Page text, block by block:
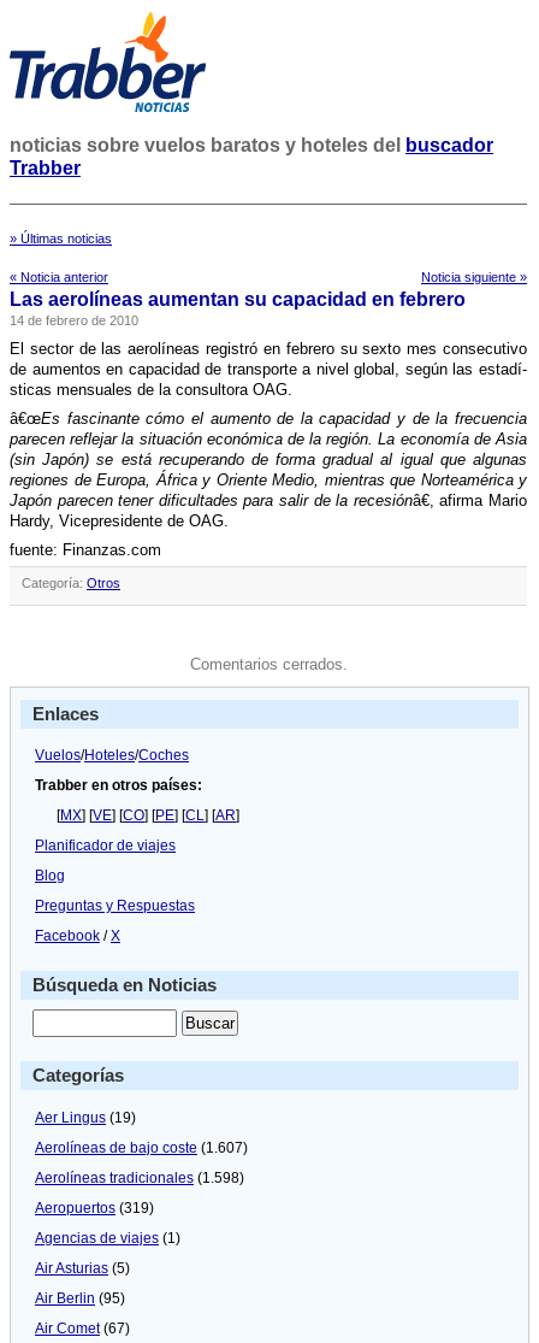
noticias sobre vuelos baratos y hoteles del
buscador
Trabber
» Últimas noticias
« Noticia anterior Noticia siguiente »
Las aerolí­neas aumentan su capacidad en febrero
14 de febrero de 2010
El sector de las aerolí­neas registró en febrero su sexto mes consecutivo
de aumentos en capacidad de transporte a nivel global, según las estadí­
sticas mensuales de la consultora OAG.
â€œEs fascinante cómo el aumento de la capacidad y de la frecuencia
parecen reflejar la situación económica de la región. La economí­a de Asia
(sin Japón) se está recuperando de forma gradual al igual que algunas
regiones de Europa, África y Oriente Medio, mientras que Norteamérica y
Japón parecen tener dificultades para salir de la recesiónâ€, afirma Mario
Hardy, Vicepresidente de OAG.
fuente: Finanzas.com
Categoría: Otros
Comentarios cerrados.
Enlaces
Vuelos/Hoteles/Coches
Trabber en otros países:
[MX] [VE] [CO] [PE] [CL] [AR]
Planificador de viajes
Blog
Preguntas y Respuestas
Facebook /X
Búsqueda en Noticias
Categorías
Aer Lingus (19)
Aerolíneas de bajo coste (1.607)
Aerolíneas tradicionales (1.598)
Aeropuertos (319)
Agencias de viajes (1)
Air Asturias (5)
Air Berlin (95)
Air Comet(67)